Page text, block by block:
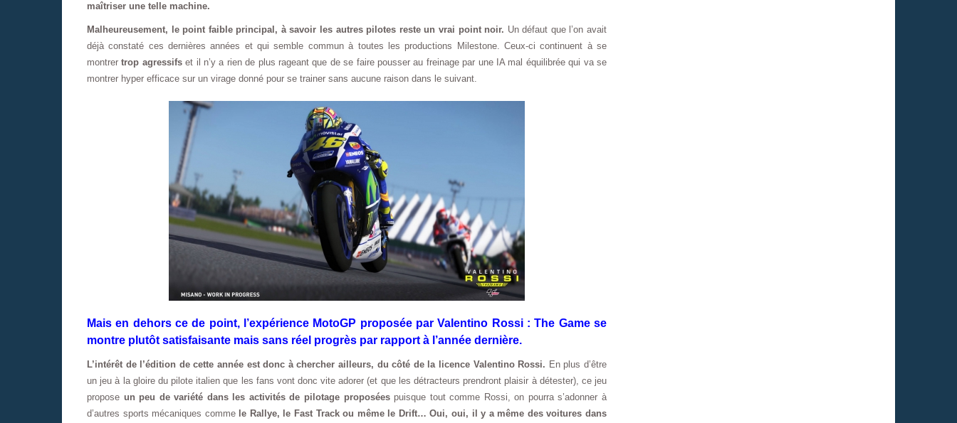
maîtriser une telle machine.
Malheureusement, le point faible principal, à savoir les autres pilotes reste un vrai point noir. Un défaut que l’on avait
déjà constaté ces dernières années et qui semble commun à toutes les productions Milestone. Ceux-ci continuent à se
montrertrop agressifset il n’y a rien de plus rageant que de se faire pousser au freinage par une IA mal équilibrée qui va se
montrer hyper efficace sur un virage donné pour se trainer sans aucune raison dans le suivant.
Mais en dehors ce de point, l’expérience MotoGP proposée par Valentino Rossi : The Game se
montre plutôt satisfaisante mais sans réel progrès par rapport à l’année dernière.
L’intérêt de l’édition de cette année est donc à chercher ailleurs, du côté de la licence Valentino Rossi. En plus d’être
un jeu à la gloire du pilote italien que les fans vont donc vite adorer (et que les détracteurs prendront plaisir à détester), ce jeu
propose un peu de variété dans les activités de pilotage proposéespuisque tout comme Rossi, on pourra s’adonner à
d’autres sports mécaniques comme le Rallye, le Fast Track ou même le Drift… Oui, oui, il y a même des voitures dans